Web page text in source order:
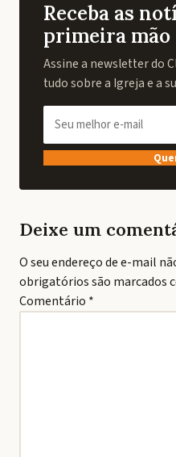
Receba as
primeira mão
Assine a newsletter do
tudo sobre a Igreja e a
Deixe um
O seu endereço de e-mail
obrigatórios são marcados
Comentário *